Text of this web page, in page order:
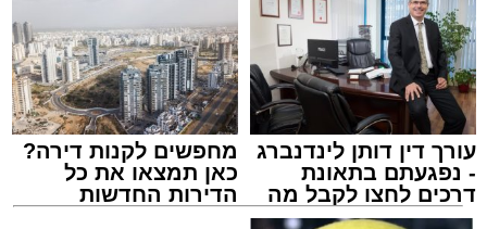
זיץ המרכז למורשת
עורך דין דותן לינדנברג
- נפגעתם בתאונת
דרכים לחצו לקבל מה
שמגיע לכם
מחפשים לקנות דירה?
כאן תמצאו את כל
הדירות החדשות